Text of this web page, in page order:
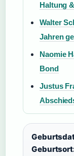
Haltung
Walter
Jahren
Naomie
Bond
Justus